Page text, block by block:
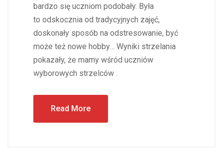
bardzo się uczniom podobały. Była
to odskocznia od tradycyjnych zajęć,
doskonały sposób na odstresowanie, być
może też nowe hobby… Wyniki strzelania
pokazały, że mamy wśród uczniów
wyborowych strzelców .
Read More